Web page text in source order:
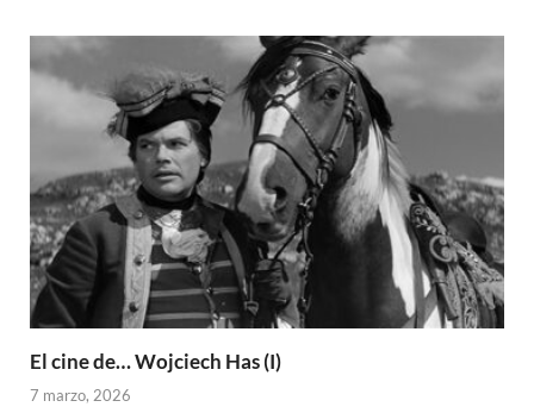
El cine de… Wojciech Has (I)
7 marzo, 2026